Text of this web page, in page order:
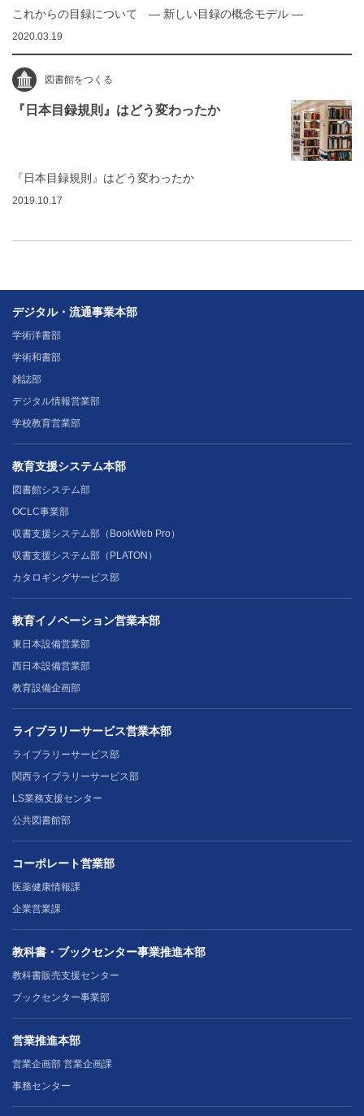
これからの目録について ― 新しい目録の概念モデル ―
2020.03.19
図書館をつくる
『日本目録規則』はどう変わったか
『日本目録規則』はどう変わったか
2019.10.17
デジタル・流通事業本部
学術洋書部
学術和書部
雑誌部
デジタル情報営業部
学校教育営業部
教育支援システム本部
図書館システム部
OCLC事業部
収書支援システム部（BookWeb Pro）
収書支援システム部（PLATON）
カタロギングサービス部
教育イノベーション営業本部
東日本設備営業部
西日本設備営業部
教育設備企画部
ライブラリーサービス営業本部
ライブラリーサービス部
関西ライブラリーサービス部
LS業務支援センター
公共図書館部
コーポレート営業部
医薬健康情報課
企業営業課
教科書・ブックセンター事業推進本部
教科書販売支援センター
ブックセンター事業部
営業推進本部
営業企画部 営業企画課
事務センター